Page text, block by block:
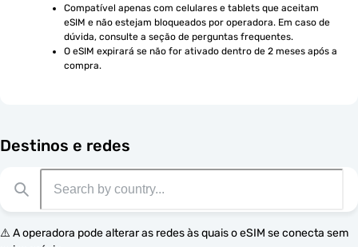
Compatível apenas com celulares e tablets que aceitam
eSIM e não estejam bloqueados por operadora. Em caso de
dúvida, consulte a seção de perguntas frequentes.
O eSIM expirará se não for ativado dentro de 2 meses após a
compra.
Destinos e redes
⚠️ A operadora pode alterar as redes às quais o eSIM se conecta sem